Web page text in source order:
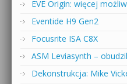
EVE Origin: więcej
Eventide H9 Gen2
Focusrite ISA C8X
ASM Leviasynth –
Dekonstrukcja: Mike